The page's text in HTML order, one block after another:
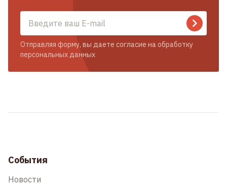
Отправляя форму, вы даете согласие на обработку
персональных данных
События
Новости